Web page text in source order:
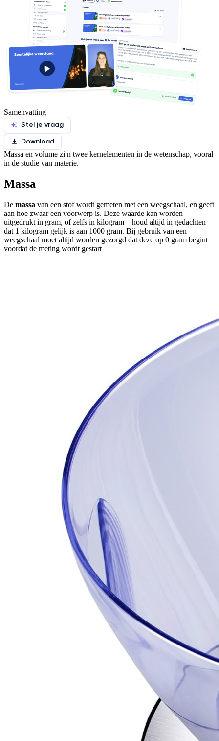
Samenvatting
Stel je vraag
Download
Massa en volume zijn twee kernelementen in de wetenschap, vooral
in de studie van materie.
Massa
De massa van een stof wordt gemeten met een weegschaal, en geeft
aan hoe zwaar een voorwerp is. Deze waarde kan worden
uitgedrukt in gram, of zelfs in kilogram – houd altijd in gedachten
dat 1 kilogram gelijk is aan 1000 gram. Bij gebruik van een
weegschaal moet altijd worden gezorgd dat deze op 0 gram begint
voordat de meting wordt gestart